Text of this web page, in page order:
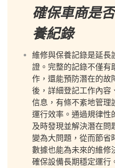
確保車商是
養紀錄
維修與保養記錄是延長
證。完整的記錄不僅有
作，還能預防潛在的故
後，詳細登記工作內容
信息，有條不紊地管理
運行效率。通過規律性
及時發現並解決潛在問
變為大問題，從而節省
數據也能為未來的維修
確保設備長期穩定運行